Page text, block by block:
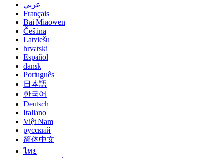
عربي
Français
Bai Miaowen
Čeština
Latviešu
hrvatski
Español
dansk
Português
日本語
한국어
Deutsch
Italiano
Việt Nam
русский
简体中文
ไทย